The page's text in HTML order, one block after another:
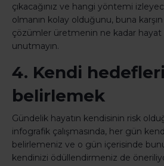
çıkacağınız ve hangi yöntemi
olmanın kolay olduğunu, buna
çözümler üretmenin ne kadar hayat
unutmayın.
4. Kendi
belirlemek
Gündelik hayatın kendisinin risk
infografik çalışmasında, her gün
belirlemeniz ve o gün içerisinde
kendinizi ödüllendirmeniz de